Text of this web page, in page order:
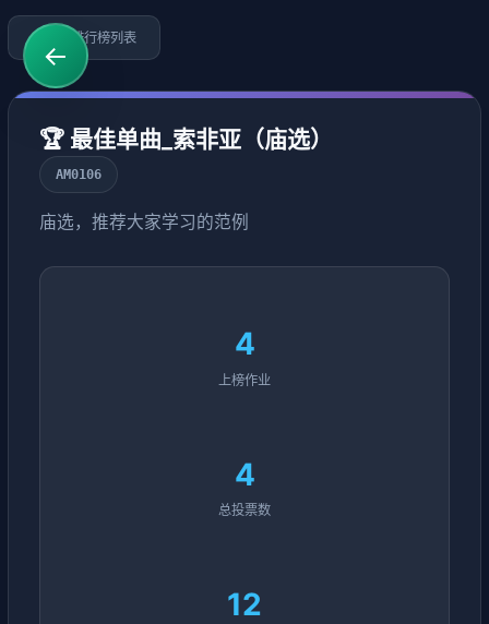
←
← 返回排行榜列表
🏆 最佳单曲_索非亚（庙选）
AM0106
庙选，推荐大家学习的范例
4
上榜作业
4
总投票数
12